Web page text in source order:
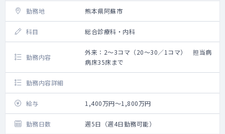
勤務地 熊本県阿蘇市
科目 総合診療科・内科
勤務内容
外来：2～3コマ（20～30／1コマ） 担当病
病床35床まで
勤務内容詳細
給与 1,400万円～1,800万円
勤務日数 週5日（週4日勤務可能）